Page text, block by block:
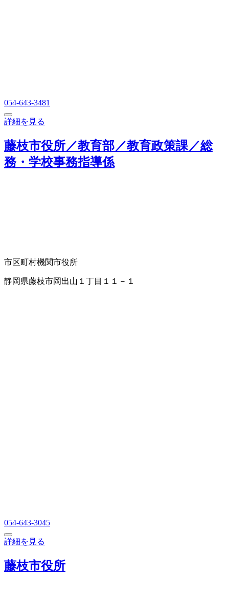
054-643-3481
詳細を見る
藤枝市役所／教育部／教育政策課／総
務・学校事務指導係
市区町村機関市役所
静岡県藤枝市岡出山１丁目１１－１
054-643-3045
詳細を見る
藤枝市役所